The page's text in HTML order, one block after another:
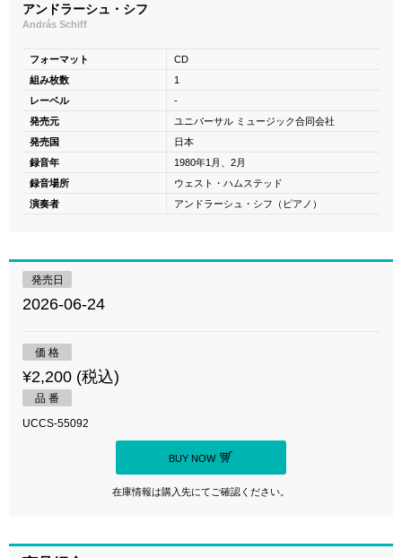
アンドラーシュ・シフ
András Schiff
フォーマット
CD
組み枚数
1
レーベル
-
発売元
ユニバーサル ミュージック合同会社
発売国
日本
録音年
1980年1月、2月
録音場所
ウェスト・ハムステッド
演奏者
アンドラーシュ・シフ（ピアノ）
発売日
2026-06-24
価 格
¥2,200 (税込)
品 番
UCCS-55092
BUY NOW
在庫情報は購入先にてご確認ください。